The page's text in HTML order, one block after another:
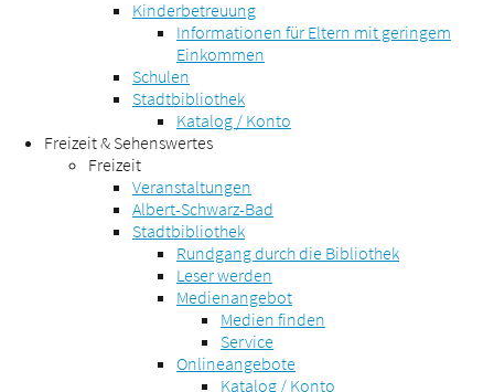
Kinderbetreuung
Informationen für Eltern mit geringem
Einkommen
Schulen
Stadtbibliothek
Katalog / Konto
Freizeit & Sehenswertes
Freizeit
Veranstaltungen
Albert-Schwarz-Bad
Stadtbibliothek
Rundgang durch die Bibliothek
Leser werden
Medienangebot
Medien finden
Service
Onlineangebote
Katalog / Konto